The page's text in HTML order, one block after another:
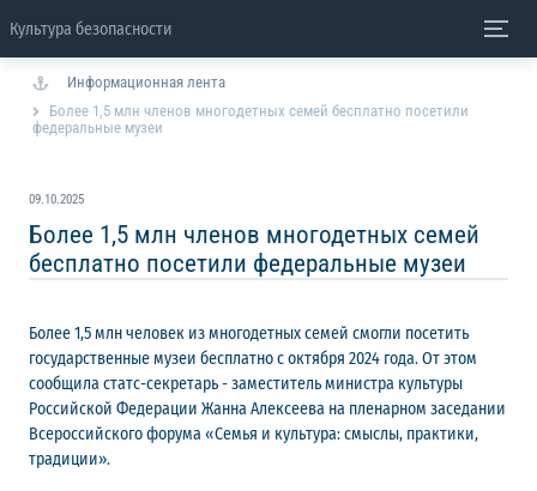
Культура безопасности
Информационная лента
Более 1,5 млн членов многодетных семей бесплатно посетили
федеральные музеи
09.10.2025
Более 1,5 млн членов многодетных семей
бесплатно посетили федеральные музеи
Более 1,5 млн человек из многодетных семей смогли посетить
государственные музеи бесплатно с октября 2024 года. От этом
сообщила статс-секретарь - заместитель министра культуры
Российской Федерации Жанна Алексеева на пленарном заседании
Всероссийского форума «Семья и культура: смыслы, практики,
традиции».